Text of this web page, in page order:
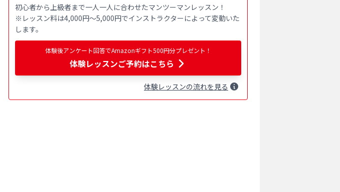
初心者から上級者まで一人一人に合わせたマンツーマンレッスン！
※レッスン料は4,000円〜5,000円でインストラクターによって変動いた
します。
体験後アンケート回答でAmazonギフト500円分プレゼント！
体験レッスンご予約はこちら
体験レッスンの流れを見る